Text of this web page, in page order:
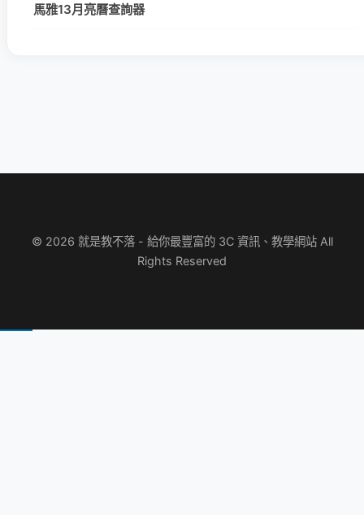
馬雅13月亮曆查詢器
© 2026 就是教不落 - 給你最豐富的 3C 資訊、教學網站 All
Rights Reserved